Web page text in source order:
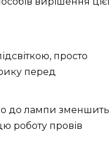
просто
перед
до лампи зменшить
роботу провів